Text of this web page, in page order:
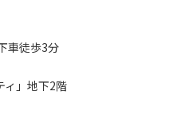
車徒歩3分
ィ」地下2階